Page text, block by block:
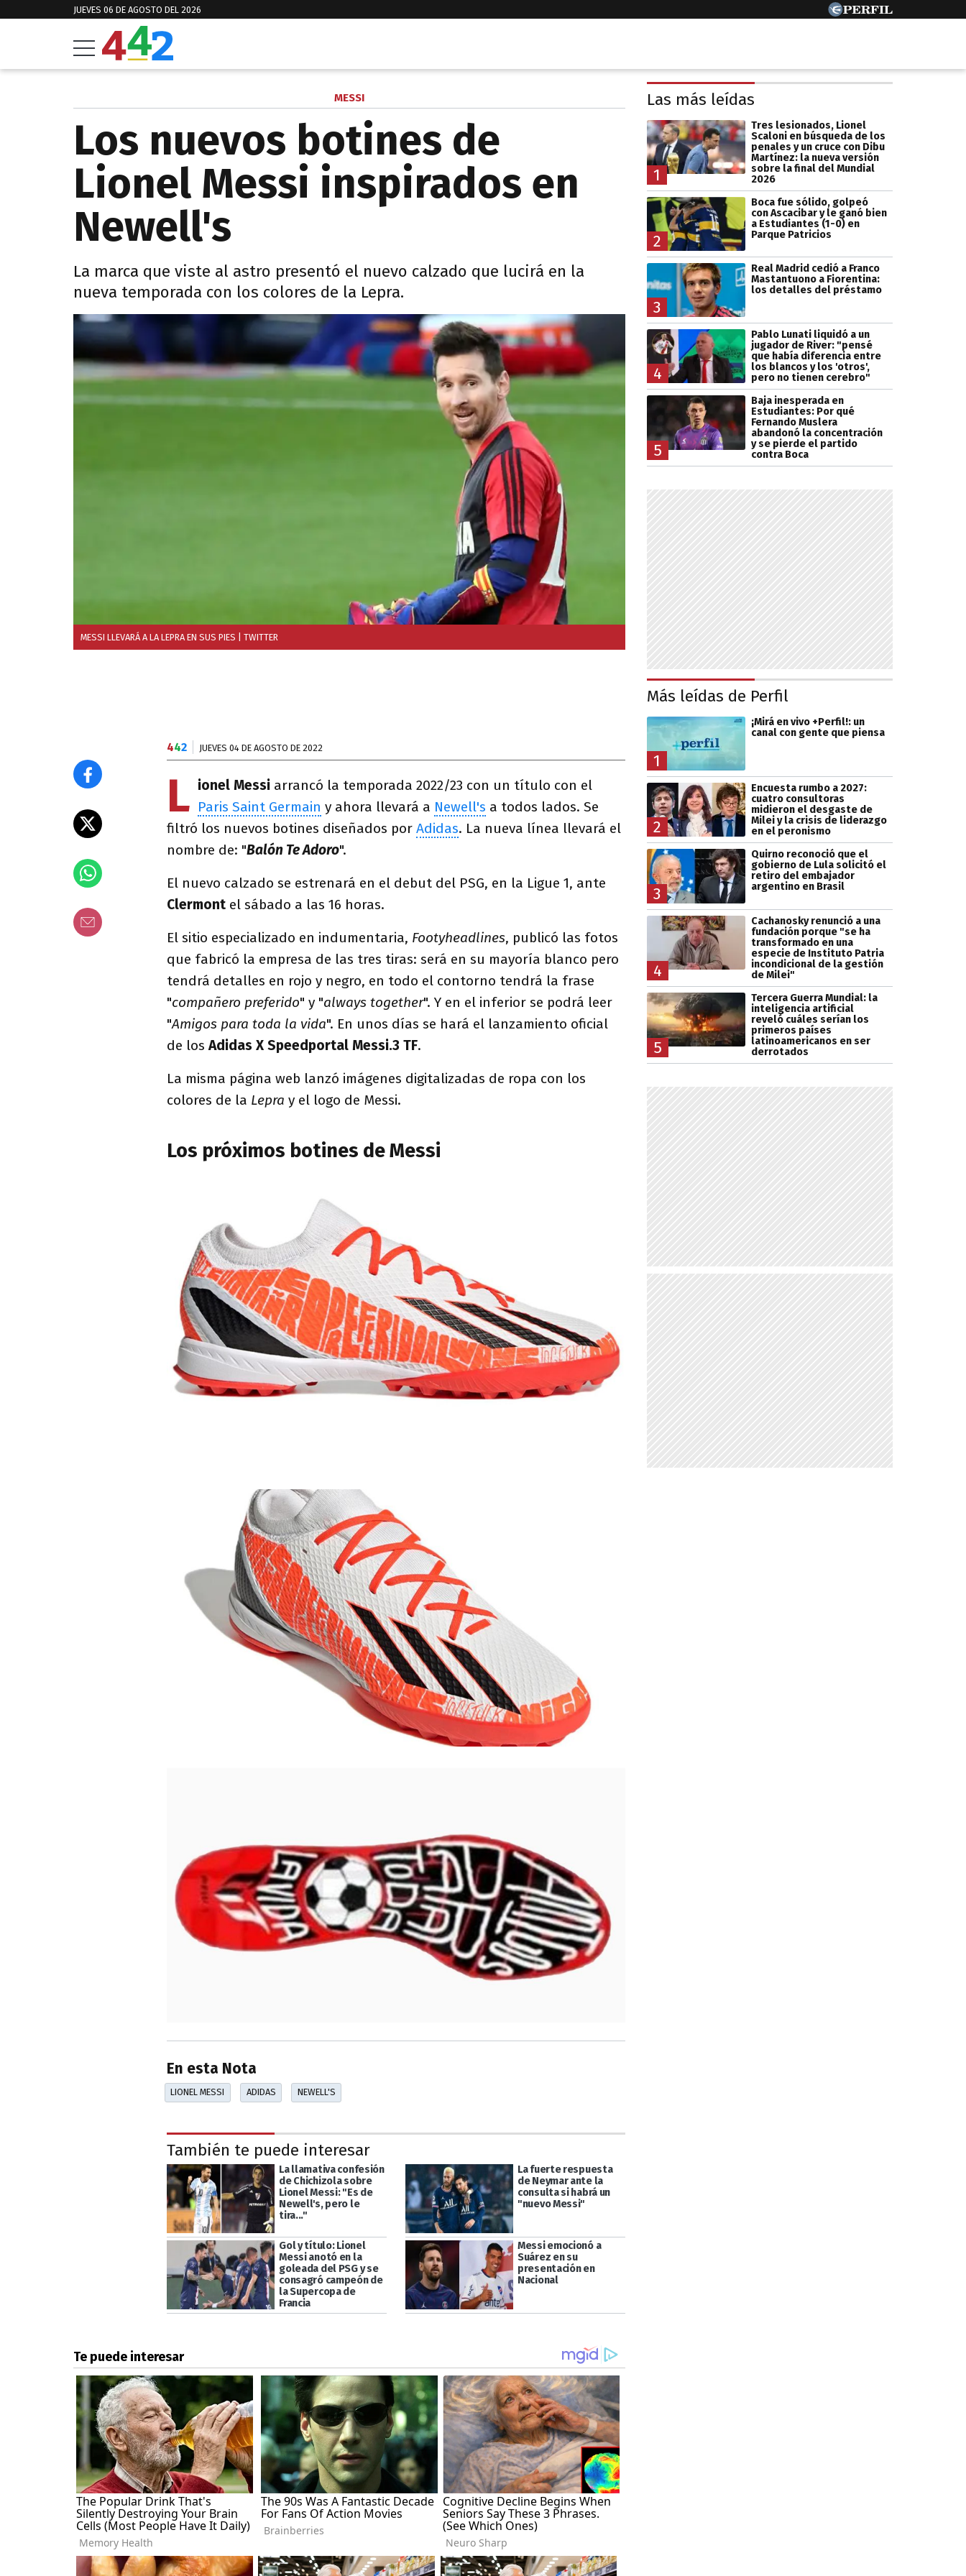
JUEVES 06 DE AGOSTO DEL 2026
MESSI
Los nuevos botines de
Lionel Messi inspirados en
Newell's
La marca que viste al astro presentó el nuevo calzado que lucirá en la
nueva temporada con los colores de la Lepra.
MESSI LLEVARÁ A LA LEPRA EN SUS PIES | TWITTER
442 JUEVES 04 DE AGOSTO DE 2022
L ionel Messi arrancó la temporada 2022/23 con un título con el
Paris Saint Germain y ahora llevará a Newell's a todos lados. Se
filtró los nuevos botines diseñados por Adidas. La nueva línea llevará el
nombre de: "Balón Te Adoro".
El nuevo calzado se estrenará en el debut del PSG, en la Ligue 1, ante
Clermont el sábado a las 16 horas.
El sitio especializado en indumentaria, Footyheadlines, publicó las fotos
que fabricó la empresa de las tres tiras: será en su mayoría blanco pero
tendrá detalles en rojo y negro, en todo el contorno tendrá la frase
"compañero preferido" y "always together". Y en el inferior se podrá leer
"Amigos para toda la vida". En unos días se hará el lanzamiento oficial
de los Adidas X Speedportal Messi.3 TF.
La misma página web lanzó imágenes digitalizadas de ropa con los
colores de la Lepra y el logo de Messi.
Los próximos botines de Messi
En esta Nota
LIONEL MESSI ADIDAS NEWELL'S
También te puede interesar
La llamativa confesión
de Chichizola sobre
Lionel Messi: "Es de
Newell's, pero le
tira..."
La fuerte respuesta
de Neymar ante la
consulta si habrá un
"nuevo Messi"
Gol y título: Lionel
Messi anotó en la
goleada del PSG y se
consagró campeón de
la Supercopa de
Francia
Messi emocionó a
Suárez en su
presentación en
Nacional
Las más leídas
1
Tres lesionados, Lionel
Scaloni en búsqueda de los
penales y un cruce con Dibu
Martínez: la nueva versión
sobre la final del Mundial
2026
2
Boca fue sólido, golpeó
con Ascacibar y le ganó bien
a Estudiantes (1-0) en
Parque Patricios
3
Real Madrid cedió a Franco
Mastantuono a Fiorentina:
los detalles del préstamo
4
Pablo Lunati liquidó a un
jugador de River: "pensé
que había diferencia entre
los blancos y los 'otros',
pero no tienen cerebro"
5
Baja inesperada en
Estudiantes: Por qué
Fernando Muslera
abandonó la concentración
y se pierde el partido
contra Boca
Más leídas de Perfil
1
¡Mirá en vivo +Perfil!: un
canal con gente que piensa
2
Encuesta rumbo a 2027:
cuatro consultoras
midieron el desgaste de
Milei y la crisis de liderazgo
en el peronismo
3
Quirno reconoció que el
gobierno de Lula solicitó el
retiro del embajador
argentino en Brasil
4
Cachanosky renunció a una
fundación porque "se ha
transformado en una
especie de Instituto Patria
incondicional de la gestión
de Milei"
5
Tercera Guerra Mundial: la
inteligencia artificial
reveló cuáles serían los
primeros países
latinoamericanos en ser
derrotados